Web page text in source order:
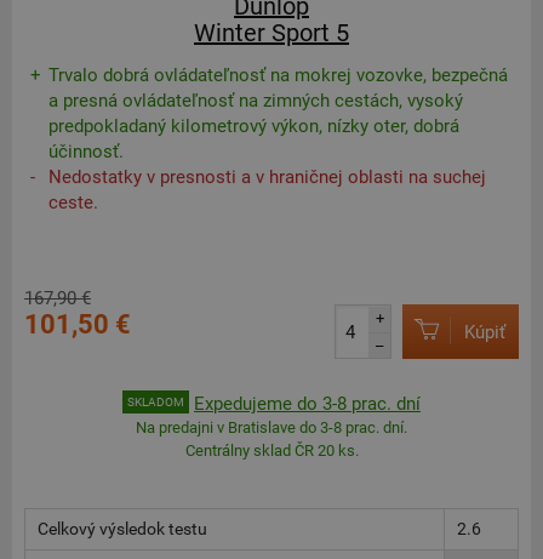
Dunlop
Winter Sport 5
Trvalo dobrá ovládateľnosť na mokrej vozovke, bezpečná
a presná ovládateľnosť na zimných cestách, vysoký
predpokladaný kilometrový výkon, nízky oter, dobrá
účinnosť.
Nedostatky v presnosti a v hraničnej oblasti na suchej
ceste.
167,90 €
101,50 €
+
–
Kúpiť
SKLADOM Expedujeme do 3-8 prac. dní
Na predajni v Bratislave do 3-8 prac. dní.
Centrálny sklad ČR 20 ks.
Celkový výsledok testu 2.6